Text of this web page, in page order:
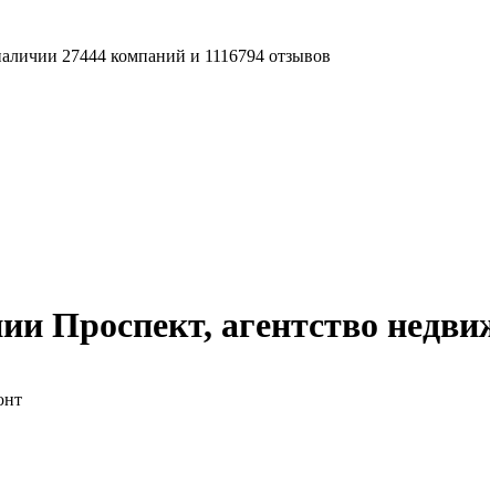
27444 компаний и 1116794 отзывов
Проспект, агентство